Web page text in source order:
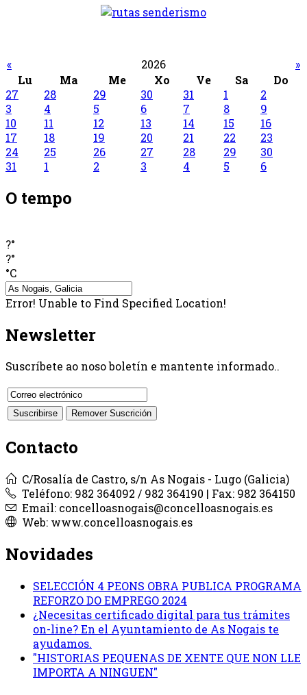
« 2026
»
Lu
Ma Me Xo Ve Sa
Do
27
28 29 30 31 1
2
3
4 5 6 7 8
9
10
11 12 13 14 15
16
17
18 19 20 21 22
23
24
25 26 27 28 29
30
31
1 2 3 4 5 6
O tempo
?°
?°
°C
Error! Unable to Find Specified Location!
Newsletter
Suscríbete ao noso boletín e mantente informado..
Contacto
C/Rosalía de Castro, s/n As Nogais - Lugo (Galicia)
Teléfono: 982 364092 / 982 364190 | Fax: 982 364150
Email: concelloasnogais@concelloasnogais.es
Web: www.concelloasnogais.es
Novidades
SELECCIÓN 4 PEONS OBRA PUBLICA PROGRAMA
REFORZO DO EMPREGO 2024
¿Necesitas certificado digital para tus trámites
on-line? En el Ayuntamiento de As Nogais te
ayudamos.
"HISTORIAS PEQUENAS DE XENTE QUE NON LLE
IMPORTA A NINGUEN"